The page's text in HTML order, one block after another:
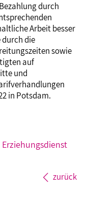
durch
Arbeit besser
die
sowie
auf
und
in Potsdam.
zurück